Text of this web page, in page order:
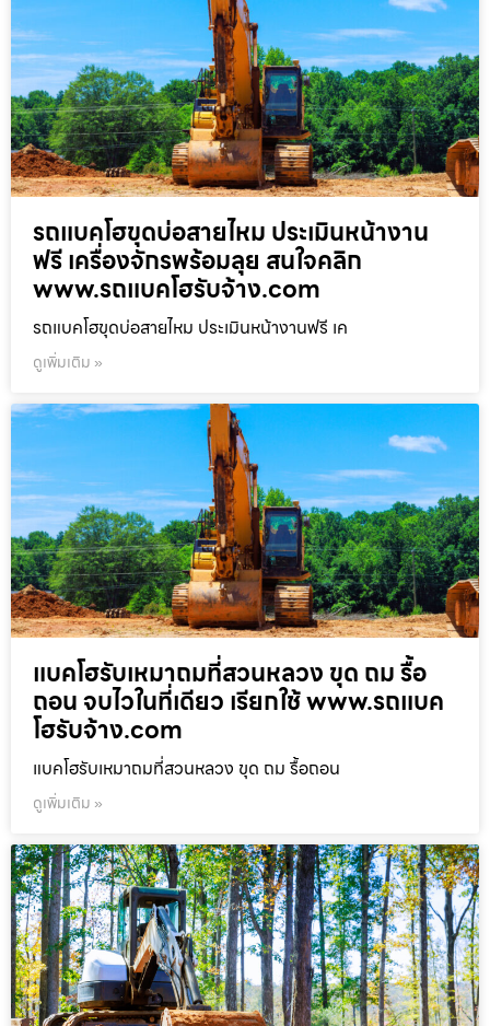
รถแบคโฮขุดบ่อสายไหม ประเมินหน้างาน
ฟรี เครื่องจักรพร้อมลุย สนใจคลิก
www.รถแบคโฮรับจ้าง.com
รถแบคโฮขุดบ่อสายไหม ประเมินหน้างานฟรี เค
ดูเพิ่มเติม »
แบคโฮรับเหมาถมที่สวนหลวง ขุด ถม รื้อ
ถอน จบไวในที่เดียว เรียกใช้ www.รถแบค
โฮรับจ้าง.com
แบคโฮรับเหมาถมที่สวนหลวง ขุด ถม รื้อถอน
ดูเพิ่มเติม »